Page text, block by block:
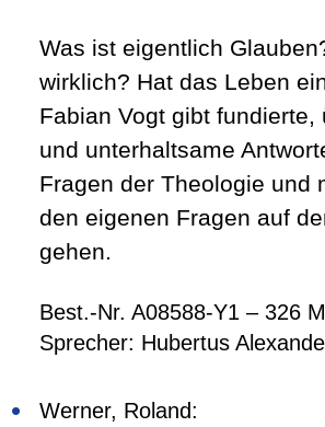
Was ist eigentlich
wirklich? Hat das Leben
Fabian Vogt gibt fundierte,
und unterhaltsame
Fragen der Theologie und
den eigenen Fragen auf
gehen.
Best.-Nr. A08588-Y1 – 326
Sprecher: Hubertus
Werner, Roland: